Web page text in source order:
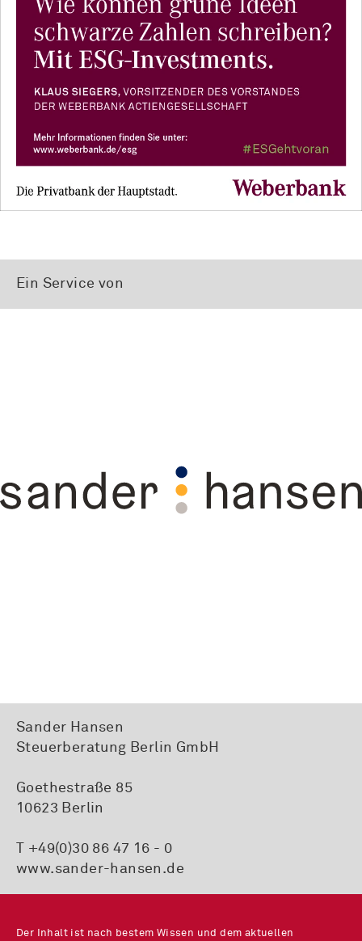
Ein Service von
Sander Hansen
Steuerberatung Berlin GmbH
Goethestraße 85
10623 Berlin
T +49(0)30 86 47 16 - 0
www.sander-hansen.de
Der Inhalt ist nach bestem Wissen und dem aktuellen